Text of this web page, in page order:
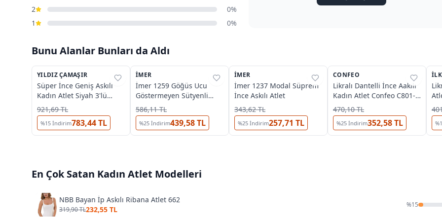
2
0%
1
0%
Bunu Alanlar Bunları da Aldı
%32
YILDIZ ÇAMAŞIR
Süper İnce Geniş Askılı
Kadın Atlet Siyah 3'lü
Paket Yıldız 2316
921,69 TL
%15 İndirim783,44 TL
%39
İMER
İmer 1259 Göğüs Ucu
Göstermeyen Sütyenli
Atlet
586,11 TL
%25 İndirim439,58 TL
%39
İMER
İmer 1237 Modal Süprem
İnce Askılı Atlet
343,62 TL
%25 İndirim257,71 TL
%26
CONFEO
Likralı Dantelli İnce Aakılı
Kadın Atlet Confeo C801-
008
470,10 TL
%25 İndirim352,58 TL
%
%
En Çok Satan Kadın Atlet Modelleri
NBB Bayan İp Askılı Ribana Atlet 662
319,90 TL232,55 TL
%15